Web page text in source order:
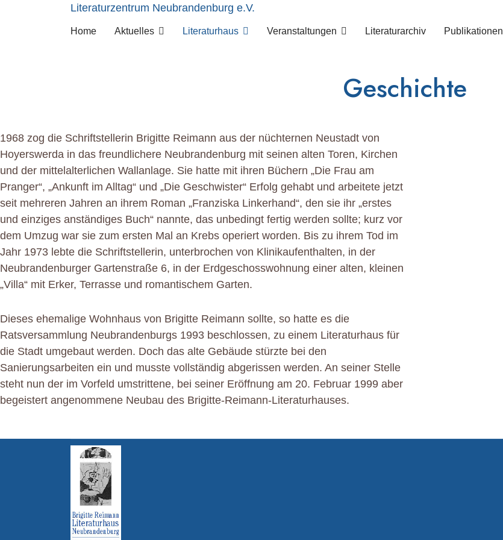
Literaturzentrum Neubrandenburg e.V.
Home Aktuelles Literaturhaus Veranstaltungen Literaturarchiv Publikationen
Geschichte
1968 zog die Schriftstellerin Brigitte Reimann aus der nüchternen Neustadt von
Hoyerswerda in das freundlichere Neubrandenburg mit seinen alten Toren, Kirchen
und der mittelalterlichen Wallanlage. Sie hatte mit ihren Büchern „Die Frau am
Pranger“, „Ankunft im Alltag“ und „Die Geschwister“ Erfolg gehabt und arbeitete jetzt
seit mehreren Jahren an ihrem Roman „Franziska Linkerhand“, den sie ihr „erstes
und einziges anständiges Buch“ nannte, das unbedingt fertig werden sollte; kurz vor
dem Umzug war sie zum ersten Mal an Krebs operiert worden. Bis zu ihrem Tod im
Jahr 1973 lebte die Schriftstellerin, unterbrochen von Klinikaufenthalten, in der
Neubrandenburger Gartenstraße 6, in der Erdgeschosswohnung einer alten, kleinen
„Villa“ mit Erker, Terrasse und romantischem Garten.
Dieses ehemalige Wohnhaus von Brigitte Reimann sollte, so hatte es die
Ratsversammlung Neubrandenburgs 1993 beschlossen, zu einem Literaturhaus für
die Stadt umgebaut werden. Doch das alte Gebäude stürzte bei den
Sanierungsarbeiten ein und musste vollständig abgerissen werden. An seiner Stelle
steht nun der im Vorfeld umstrittene, bei seiner Eröffnung am 20. Februar 1999 aber
begeistert angenommene Neubau des Brigitte-Reimann-Literaturhauses.